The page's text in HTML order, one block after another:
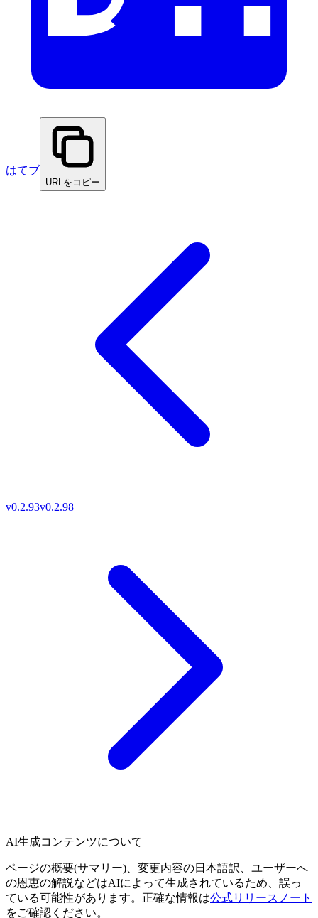
はてブ
URLをコピー
v0.2.93v0.2.98
AI生成コンテンツについて
ページの概要(サマリー)、変更内容の日本語訳、ユーザーへ
の恩恵の解説などはAIによって生成されているため、誤っ
ている可能性があります。正確な情報は公式リリースノート
をご確認ください。